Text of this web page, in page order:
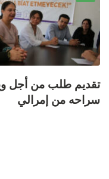
تقديم طلب من أجل
سراحه من إمرالي